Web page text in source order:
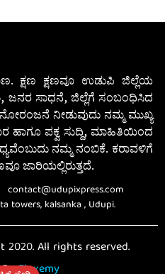
ಕ್ಷಣ ಕ್ಷಣವೂ ಉಡುಪಿ ಜಿಲ್ಲೆಯ
ಜನರ ಸಾಧನೆ, ಜಿಲ್ಲೆಗೆ ಸಂಬಂಧಿಸಿದ
ನೀಡುವುದು ನಮ್ಮ ಮುಖ್ಯ
ಹಾಗೂ ಪಕ್ವ ಸುದ್ದಿ, ಮಾಹಿತಿಯಿಂದ
ನಮ್ಮ ನಂಬಿಕೆ. ಕರಾವಳಿಗೆ
ಜಾರಿಯಲ್ಲಿರುತ್ತದೆ.
contact@udupixpress.com
towers, kalsanka , Udupi.
All rights reserved.
ByFluxemy